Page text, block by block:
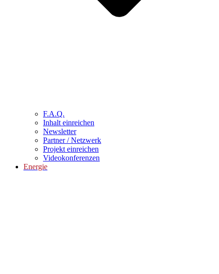
F.A.Q.
Inhalt einreichen
Newsletter
Partner / Netzwerk
Projekt einreichen
Videokonferenzen
Energie